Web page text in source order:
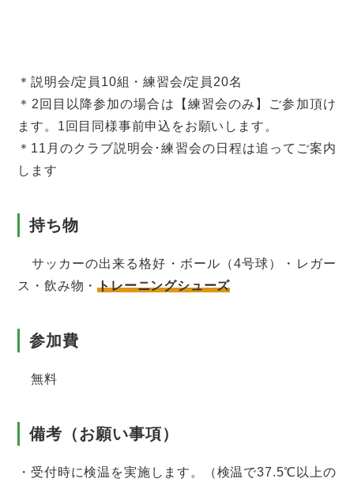
＊説明会/定員10組・練習会/定員20名
＊2回目以降参加の場合は【練習会のみ】ご参加頂け
ます。1回目同様事前申込をお願いします。
＊11月のクラブ説明会･練習会の日程は追ってご案内
します
持ち物
サッカーの出来る格好・ボール（4号球）・レガー
ス・飲み物・トレーニングシューズ
参加費
無料
備考（お願い事項）
・受付時に検温を実施します。（検温で37.5℃以上の